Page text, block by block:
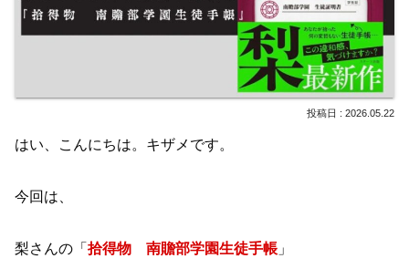
2026.05.22
はい、こんにちは。キザメです。
今回は、
梨さんの「 拾得物 南贍部学園生徒手帳 」